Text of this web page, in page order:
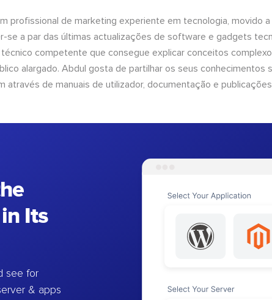
profissional de marketing experiente em tecnologia, movido
se a par das últimas actualizações de software e gadgets
competente que consegue explicar conceitos
alargado. Abdul gosta de partilhar os seus conhecimentos
através de manuais de utilizador, documentação e
Its
see for
& apps